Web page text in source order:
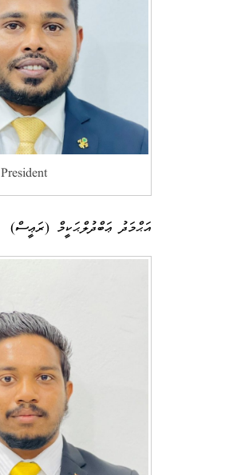
President
އަޙްމަދު ޢަބްދުލްޙަކީމް (ރަޢީސް)